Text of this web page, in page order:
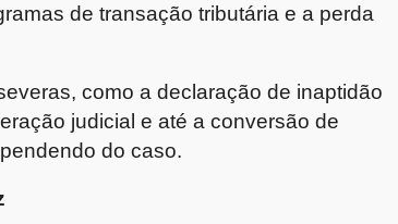
de transação tributária e a perda
como a declaração de inaptidão
judicial e até a conversão de
do caso.